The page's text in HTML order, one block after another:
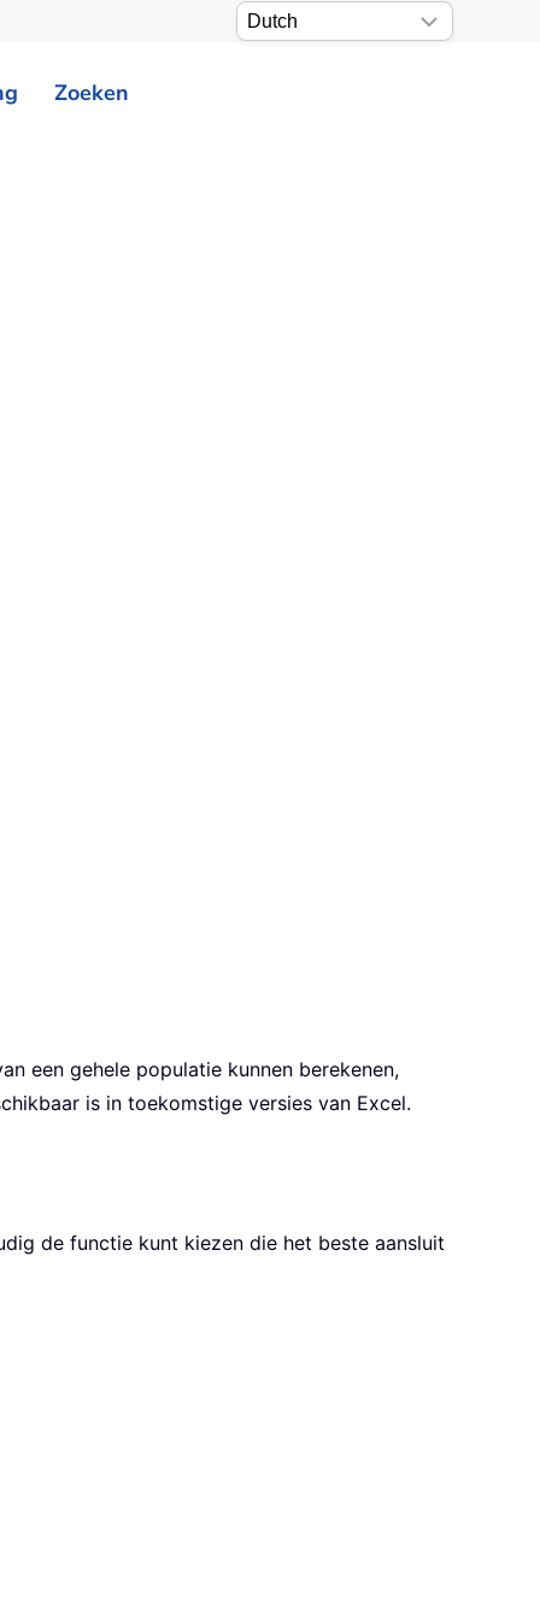
Zoeken
een gehele populatie kunnen berekenen,
is in toekomstige versies van Excel.
de functie kunt kiezen die het beste aansluit